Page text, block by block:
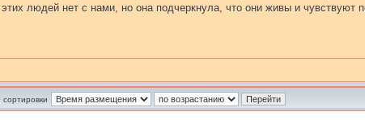
людей нет с нами, но она подчеркнула, что они живы и чувствуют